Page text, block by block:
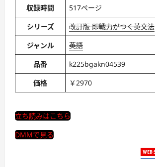
収録時間
517ページ
シリーズ
改訂版 即戦力がつく英文法
ジャンル
英語
品番
k225bgakn04539
価格
￥2970
立ち読みはこちら
DMMで見る